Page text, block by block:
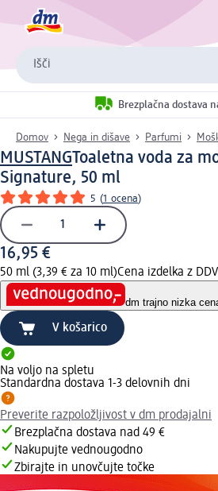
Išči
Brezplačna dostava
Domov Nega in dišave Parfumi
MUSTANGToaletna voda za
Signature, 50 ml
5 (1 ocena)
16,95 €
50 ml (3,39 € za 10 ml)Cena izdelka z
dm trajno nizka
V košarico
Na voljo na spletu
Standardna dostava 1-3 delovnih dni
Preverite razpoložljivost v dm prodajalni
Brezplačna dostava nad 49 €
Nakupujte vednougodno
Zbirajte in unovčujte točke